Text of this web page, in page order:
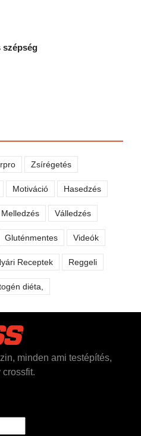
szépség
Zsírégetés
Motiváció Hasedzés
Melledzés Válledzés
Gluténmentes Videók
Receptek Reggeli
diéta,
minden ami testépítés,
crossfit.